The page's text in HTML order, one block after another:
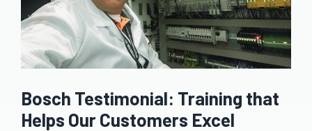
Bosch Testimonial: Training that
Helps Our Customers Excel